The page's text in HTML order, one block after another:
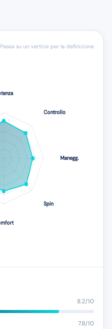
Passa su un vertice per la definizione
8.2/10
7.8/10